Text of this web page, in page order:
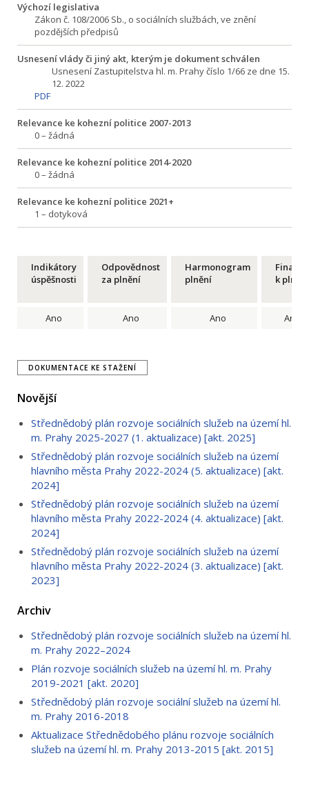
Výchozí legislativa
Zákon č. 108/2006 Sb., o sociálních službách, ve znění
pozdějších předpisů
Usnesení vlády či jiný akt, kterým je dokument schválen
Usnesení Zastupitelstva hl. m. Prahy číslo 1/66 ze dne 15.
12. 2022
PDF
Relevance ke kohezní politice 2007-2013
0 – žádná
Relevance ke kohezní politice 2014-2020
0 – žádná
Relevance ke kohezní politice 2021+
1 – dotyková
Indikátory
úspěšnosti
Odpovědnost
za plnění
Harmonogram
plnění
Finance
k plnění
Ano Ano Ano Ano
DOKUMENTACE KE STAŽENÍ
Novější
Střednědobý plán rozvoje sociálních služeb na území hl.
m. Prahy 2025-2027 (1. aktualizace) [akt. 2025]
Střednědobý plán rozvoje sociálních služeb na území
hlavního města Prahy 2022-2024 (5. aktualizace) [akt.
2024]
Střednědobý plán rozvoje sociálních služeb na území
hlavního města Prahy 2022-2024 (4. aktualizace) [akt.
2024]
Střednědobý plán rozvoje sociálních služeb na území
hlavního města Prahy 2022-2024 (3. aktualizace) [akt.
2023]
Archiv
Střednědobý plán rozvoje sociálních služeb na území hl.
m. Prahy 2022–2024
Plán rozvoje sociálních služeb na území hl. m. Prahy
2019-2021 [akt. 2020]
Střednědobý plán rozvoje sociální služeb na území hl.
m. Prahy 2016-2018
Aktualizace Střednědobého plánu rozvoje sociálních
služeb na území hl. m. Prahy 2013-2015 [akt. 2015]